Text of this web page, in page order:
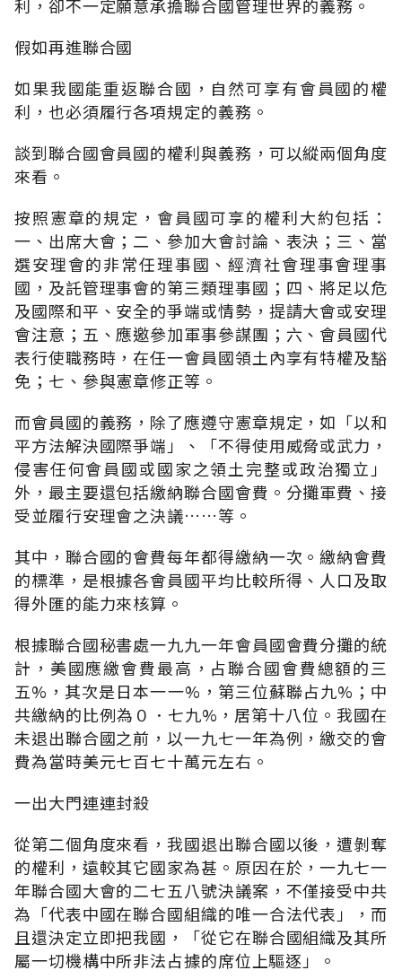
利，卻不一定願意承擔聯合國管理世界的義務。
假如再進聯合國
如果我國能重返聯合國，自然可享有會員國的權
利，也必須履行各項規定的義務。
談到聯合國會員國的權利與義務，可以縱兩個角度
來看。
按照憲章的規定，會員國可享的權利大約包括：
一、出席大會；二、參加大會討論、表決；三、當
選安理會的非常任理事國、經濟社會理事會理事
國，及託管理事會的第三類理事國；四、將足以危
及國際和平、安全的爭端或情勢，提請大會或安理
會注意；五、應邀參加軍事參謀團；六、會員國代
表行使職務時，在任一會員國領土內享有特權及豁
免；七、參與憲章修正等。
而會員國的義務，除了應遵守憲章規定，如「以和
平方法解決國際爭端」、「不得使用威脅或武力，
侵害任何會員國或國家之領土完整或政治獨立」
外，最主要還包括繳納聯合國會費。分攤軍費、接
受並履行安理會之決議……等。
其中，聯合國的會費每年都得繳納一次。繳納會費
的標準，是根據各會員國平均比較所得、人口及取
得外匯的能力來核算。
根據聯合國秘書處一九九一年會員國會費分攤的統
計，美國應繳會費最高，占聯合國會費總額的三
五%，其次是日本一一%，第三位蘇聯占九%；中
共繳納的比例為０．七九%，居第十八位。我國在
未退出聯合國之前，以一九七一年為例，繳交的會
費為當時美元七百七十萬元左右。
一出大門連連封殺
從第二個角度來看，我國退出聯合國以後，遭剝奪
的權利，遠較其它國家為甚。原因在於，一九七一
年聯合國大會的二七五八號決議案，不僅接受中共
為「代表中國在聯合國組織的唯一合法代表」，而
且還決定立即把我國，「從它在聯合國組織及其所
屬一切機構中所非法占據的席位上驅逐」。